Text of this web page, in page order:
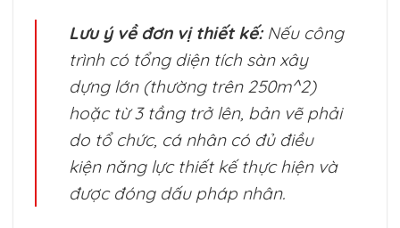
Lưu ý về đơn vị thiết kế:Nếu công
trình có tổng diện tích sàn xây
dựng lớn (thường trên 250m^2)
hoặc từ 3 tầng trở lên, bản vẽ phải
do tổ chức, cá nhân có đủ điều
kiện năng lực thiết kế thực hiện và
được đóng dấu pháp nhân.